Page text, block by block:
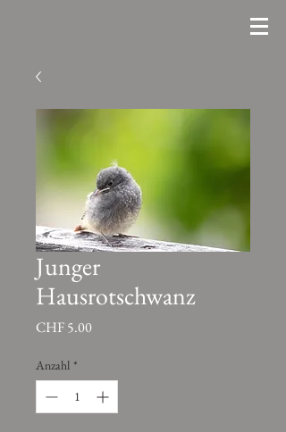
Junger
Hausrotschwanz
CHF 5.00Preis
Anzahl *